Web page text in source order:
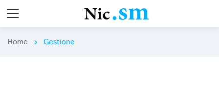
Home chevron_right Gestione